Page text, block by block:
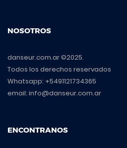
NOSOTROS
danseur.com.ar ©2025.
Todos los derechos reservados
Whatsapp: +5491121734365
email: info@danseur.com.ar
ENCONTRANOS